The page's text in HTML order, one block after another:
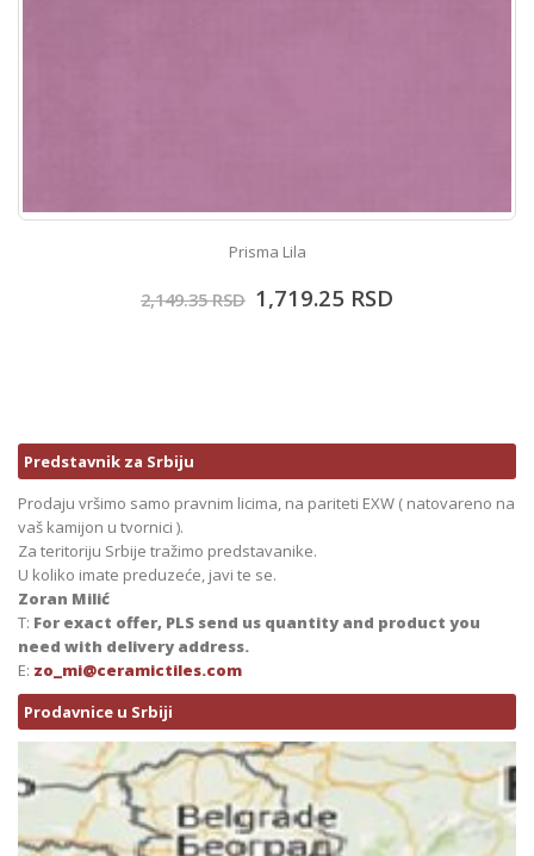
Prisma Lila
2,149.35RSD 1,719.25 RSD
Predstavnik za Srbiju
Prodaju vršimo samo pravnim licima, na pariteti EXW ( natovareno na
vaš kamijon u tvornici ).
Za teritoriju Srbije tražimo predstavanike.
U koliko imate preduzeće, javi te se.
Zoran Milić
T: For exact offer, PLS send us quantity and product you
need with delivery address.
E: zo_mi@ceramictiles.com
Prodavnice u Srbiji